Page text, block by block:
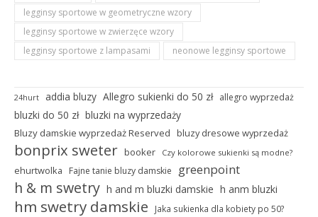
legginsy sportowe w geometryczne wzory
legginsy sportowe w zwierzęce wzory
legginsy sportowe z lampasami
neonowe legginsy sportowe
24hurt addia bluzy Allegro sukienki do 50 zł allegro wyprzedaż
bluzki do 50 zł bluzki na wyprzedaży
Bluzy damskie wyprzedaż Reserved bluzy dresowe wyprzedaż
bonprix sweter booker Czy kolorowe sukienki są modne?
ehurtwolka Fajne tanie bluzy damskie greenpoint
h & m swetry h and m bluzki damskie h anm bluzki
hm swetry damskie Jaka sukienka dla kobiety po 50?